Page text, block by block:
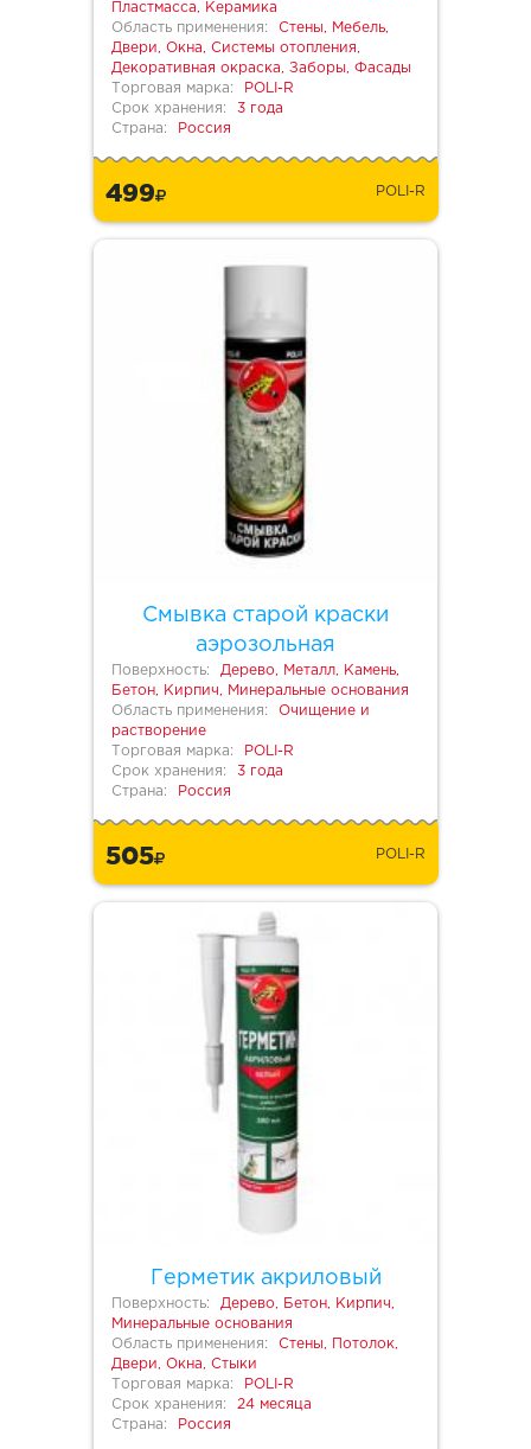
Пластмасса, Керамика
Область применения:
Стены, Мебель,
Двери, Окна, Системы отопления,
Декоративная окраска, Заборы, Фасады
Торговая марка:
POLI-R
Срок хранения:
3 года
Страна:
Россия
499 POLI-R
Смывка старой краски
аэрозольная
Поверхность:
Дерево, Металл, Камень,
Бетон, Кирпич, Минеральные основания
Область применения:
Очищение и
растворение
Торговая марка:
POLI-R
Срок хранения:
3 года
Страна:
Россия
505 POLI-R
Герметик акриловый
Поверхность:
Дерево, Бетон, Кирпич,
Минеральные основания
Область применения:
Стены, Потолок,
Двери, Окна, Стыки
Торговая марка:
POLI-R
Срок хранения:
24 месяца
Страна:
Россия